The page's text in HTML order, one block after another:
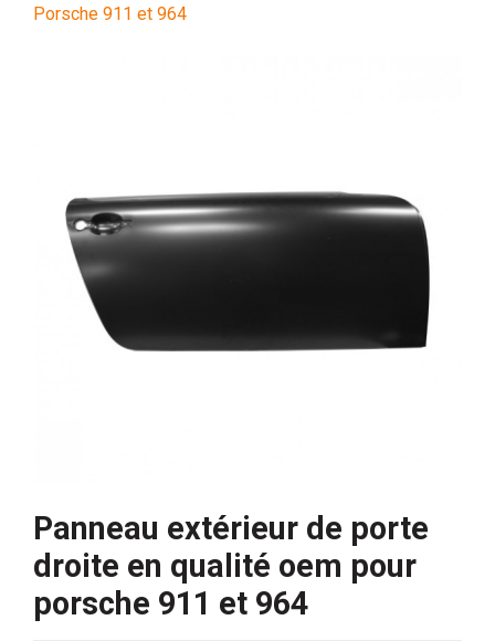
Porsche 911 et 964
Panneau extérieur de porte
droite en qualité oem pour
porsche 911 et 964